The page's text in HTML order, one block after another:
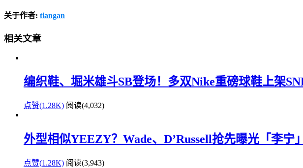
关于作者: tiangan
相关文章
编织鞋、堀米雄斗SB登场！多双Nike重磅球鞋上架
点赞(1.28K) 阅读(4,032)
外型相似YEEZY？Wade、D’Russell抢先曝光「李宁
点赞(1.28K) 阅读(3,943)